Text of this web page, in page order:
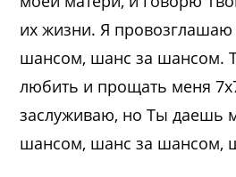
их жизни. Я
шансом, шанс за шансом.
любить и прощать меня
заслуживаю, но Ты даешь
шансом, шанс за шансом,